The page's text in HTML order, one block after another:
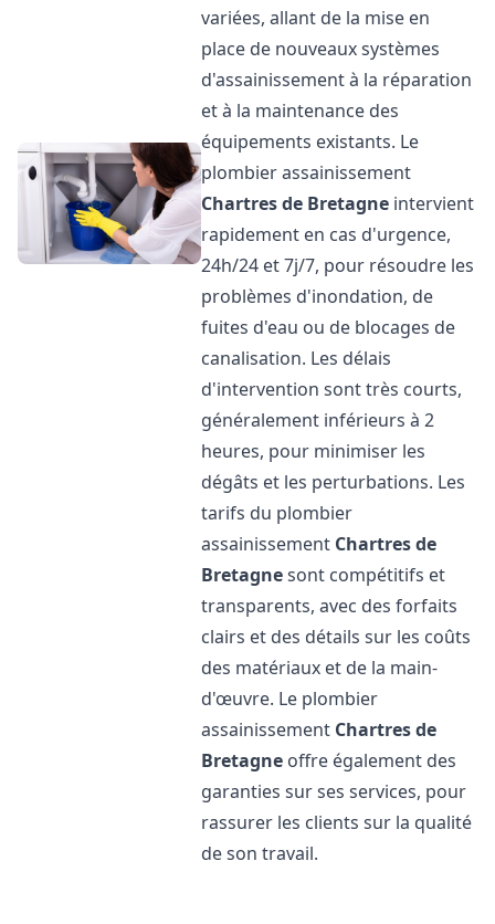
variées, allant de la mise en
place de nouveaux systèmes
d'assainissement à la réparation
et à la maintenance des
équipements existants. Le
plombier assainissement
Chartres de Bretagne intervient
rapidement en cas d'urgence,
24h/24 et 7j/7, pour résoudre les
problèmes d'inondation, de
fuites d'eau ou de blocages de
canalisation. Les délais
d'intervention sont très courts,
généralement inférieurs à 2
heures, pour minimiser les
dégâts et les perturbations. Les
tarifs du plombier
assainissement Chartres de
Bretagnesont compétitifs et
transparents, avec des forfaits
clairs et des détails sur les coûts
des matériaux et de la main-
d'œuvre. Le plombier
assainissement Chartres de
Bretagne offre également des
garanties sur ses services, pour
rassurer les clients sur la qualité
de son travail.